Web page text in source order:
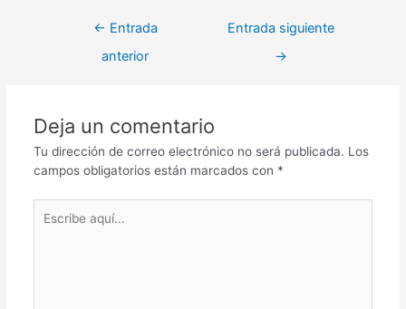
← Entrada
anterior
Entrada siguiente
→
Deja un comentario
Tu dirección de correo electrónico no será publicada. Los
campos obligatorios están marcados con *
aquí...